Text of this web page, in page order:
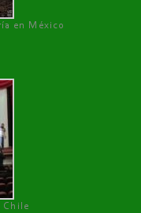
en México
Chile